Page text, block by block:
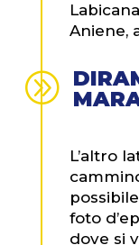
Aniene,
A
L’altro
foto
dove si